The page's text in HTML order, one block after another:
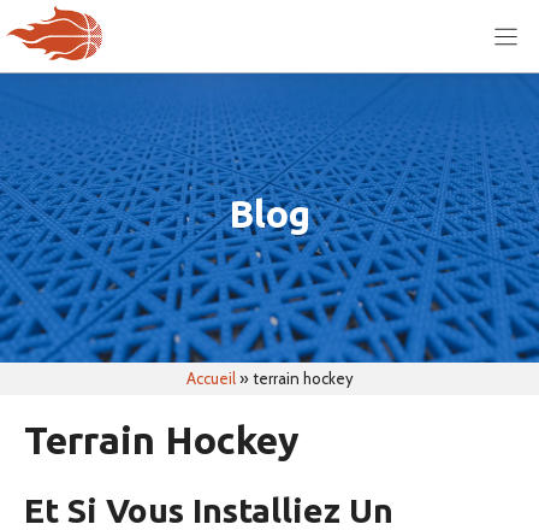
au
contenu
Blog
Accueil»terrain hockey
Terrain Hockey
Et Si Vous Installiez Un